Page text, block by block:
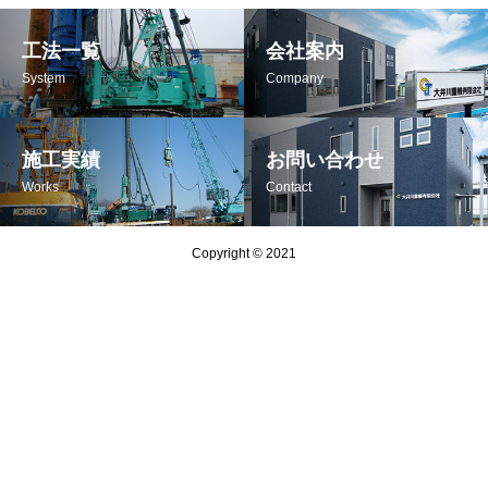
工法一覧
System
会社案内
Company
施工実績
Works
お問い合わせ
Contact
Copyright © 2021